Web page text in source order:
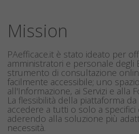
Mission
PAefficace.it è stato ideato per
amministratori e personale degli
strumento di consultazione
facilmente accessibile; uno
all'Informazione, ai Servizi e alla
La flessibilità della piattaforma
accedere a tutti o solo a
aderendo alla soluzione più
necessità.